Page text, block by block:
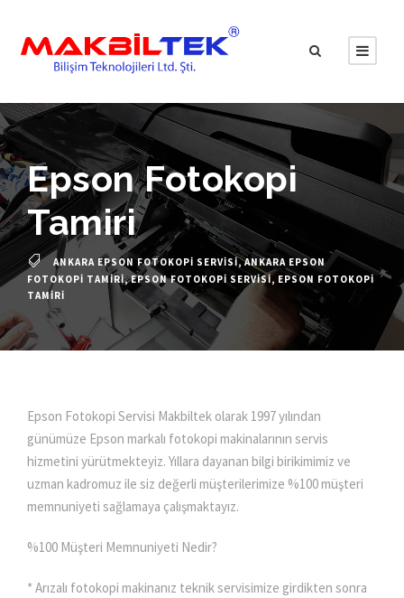
Epson Fotokopi
Tamiri
ANKARA EPSON FOTOKOPI SERVISI, ANKARA EPSON
FOTOKOPI TAMIRI, EPSON FOTOKOPI SERVISI, EPSON FOTOKOPI
TAMIRI
Epson Fotokopi Servisi Makbiltek olarak 1997 yılından
günümüze Epson markalı fotokopi makinalarının servis
hizmetini yürütmekteyiz. Yıllara dayanan bilgi birikimimiz ve
uzman kadromuz ile siz değerli müşterilerimize %100 müşteri
memnuniyeti sağlamaya çalışmaktayız.
%100 Müşteri Memnuniyeti Nedir?
* Arızalı fotokopi makinanız teknik servisimize girdikten sonra